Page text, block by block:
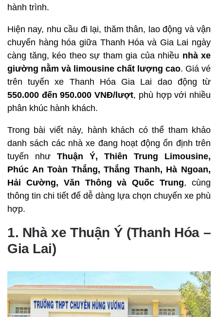
hành trình.
Hiện nay, nhu cầu đi lại, thăm thân, lao động và vận
chuyển hàng hóa giữa Thanh Hóa và Gia Lai ngày
càng tăng, kéo theo sự tham gia của nhiều nhà xe
giường nằm và limousine chất lượng cao. Giá vé
trên tuyến xe Thanh Hóa Gia Lai dao động từ
550.000 đến 950.000 VNĐ/lượt, phù hợp với nhiều
phân khúc hành khách.
Trong bài viết này, hành khách có thể tham khảo
danh sách các nhà xe đang hoạt động ổn định trên
tuyến như Thuận Ý, Thiên Trung Limousine,
Phúc An Toàn Thắng, Thắng Thanh, Hà Ngoan,
Hải Cường, Văn Thông và Quốc Trung, cùng
thông tin chi tiết để dễ dàng lựa chọn chuyến xe phù
hợp.
1. Nhà xe Thuận Ý (Thanh Hóa –
Gia Lai)